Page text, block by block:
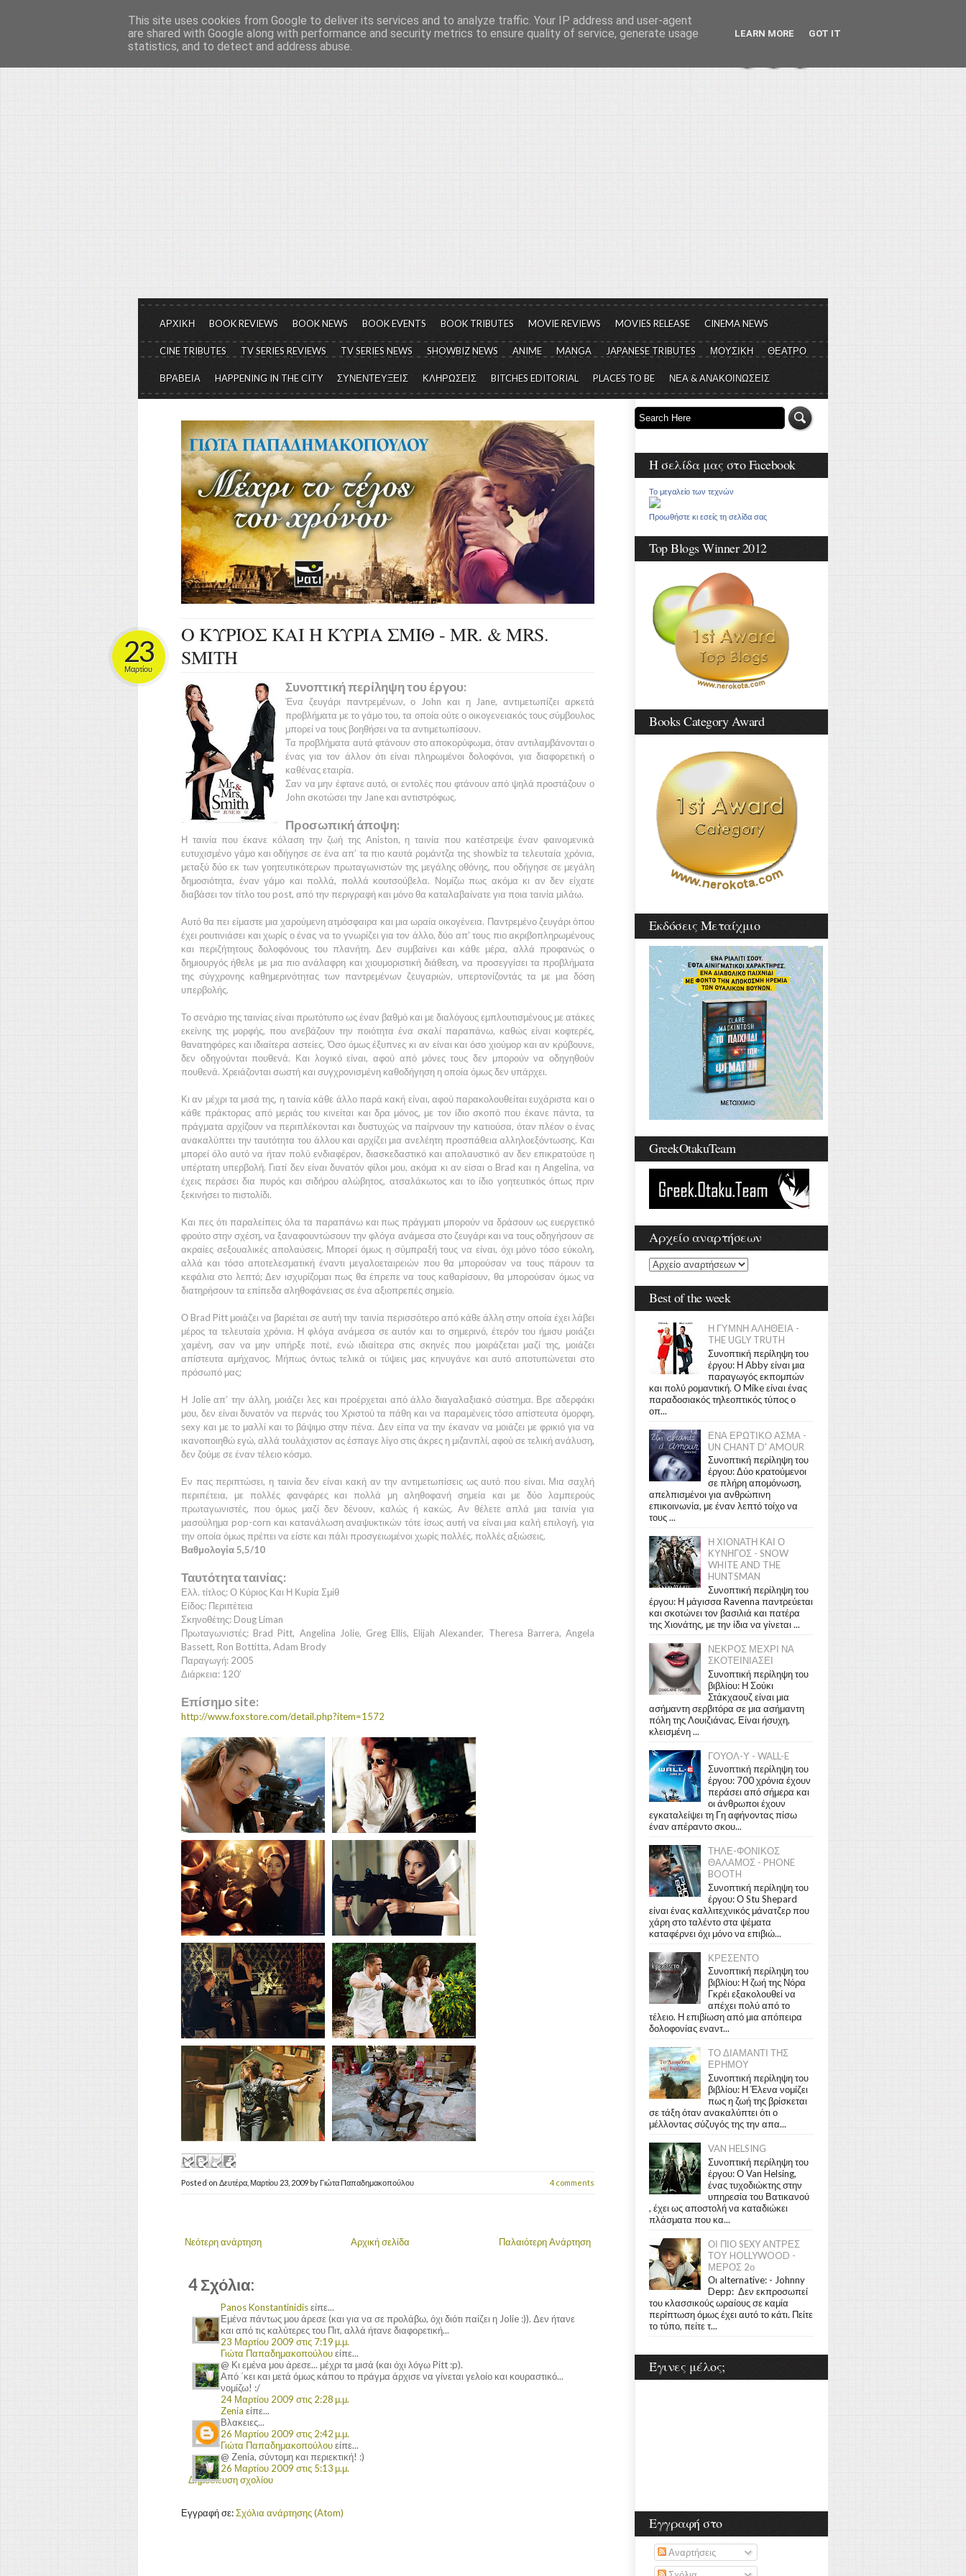
Το μεγαλείο των Τεχνών...
Είμαστε πάντα εδώ για να μιλάμε για τον πολιτισμό, σε κάθε του μορφή και έκταση...
ΑΡΧΙΚΗ BOOK REVIEWS BOOK NEWS BOOK EVENTS BOOK TRIBUTES MOVIE REVIEWS MOVIES RELEASE CINEMA NEWS
CINE TRIBUTES TV SERIES REVIEWS TV SERIES NEWS SHOWBIZ NEWS ANIME MANGA JAPANESE TRIBUTES ΜΟΥΣΙΚΗ ΘΕΑΤΡΟ
ΒΡΑΒΕΙΑ HAPPENING IN THE CITY ΣΥΝΕΝΤΕΥΞΕΙΣ ΚΛΗΡΩΣΕΙΣ BITCHES EDITORIAL PLACES TO BE ΝΕΑ & ΑΝΑΚΟΙΝΩΣΕΙΣ
Ο ΚΥΡΙΟΣ ΚΑΙ Η ΚΥΡΙΑ ΣΜΙΘ - MR. & MRS.
SMITH
23
Μαρτίου
Συνοπτική περίληψη του έργου:
Ένα ζευγάρι παντρεμένων, ο John και ηJane, αντιμετωπίζει αρκετά
προβλήματα με το γάμο του, τα οποία ούτε ο οικογενειακός τους σύμβουλος
μπορεί να τους βοηθήσει να τα αντιμετωπίσουν.
Τα προβλήματα αυτά φτάνουν στο αποκορύφωμα, όταν αντιλαμβάνονται ο
ένας για τον άλλον ότι είναι πληρωμένοι δολοφόνοι, για διαφορετική ο
καθένας εταιρία.
Σαν να μην έφτανε αυτό, οι εντολές που φτάνουν από ψηλά προστάζουν ο
John σκοτώσει την Jane και αντιστρόφως.
Προσωπική άποψη:
Η ταινία που έκανε κόλαση την ζωή της Aniston, η ταινία που κατέστρεψε έναν φαινομενικά
ευτυχισμένο γάμο και οδήγησε σε ένα απ’ τα πιο καυτά ρομάντζα της showbiz τα τελευταία χρόνια,
μεταξύ δύο εκ των γοητευτικότερων πρωταγωνιστών της μεγάλης οθόνης, που οδήγησε σε μεγάλη
δημοσιότητα, έναν γάμο και πολλά, πολλά κουτσούβελα. Νομίζω πως ακόμα κι αν δεν είχατε
διαβάσει τον τίτλο του post, από την περιγραφή και μόνο θα καταλαβαίνατε για ποια ταινία μιλάω.
Αυτό θα πει είμαστε μια χαρούμενη ατμόσφαιρα και μια ωραία οικογένεια. Παντρεμένο ζευγάρι όπου
έχει ρουτινιάσει και χωρίς ο ένας να το γνωρίζει για τον άλλο, δύο απ’ τους πιο ακριβοπληρωμένους
και περιζήτητους δολοφόνους του πλανήτη. Δεν συμβαίνει και κάθε μέρα, αλλά προφανώς ο
δημιουργός ήθελε με μια πιο ανάλαφρη και χιουμοριστική διάθεση, να προσεγγίσει τα προβλήματα
της σύγχρονης καθημερινότητας των παντρεμένων ζευγαριών, υπερτονίζοντάς τα με μια δόση
υπερβολής.
Το σενάριο της ταινίας είναι πρωτότυπο ως έναν βαθμό και με διαλόγους εμπλουτισμένους με ατάκες
εκείνης της μορφής, που ανεβάζουν την ποιότητα ένα σκαλί παραπάνω, καθώς είναι κοφτερές,
θανατηφόρες και ιδιαίτερα αστείες. Όσο όμως έξυπνες κι αν είναι και όσο χιούμορ και αν κρύβουνε,
δεν οδηγούνται πουθενά. Και λογικό είναι, αφού από μόνες τους δεν μπορούν να οδηγηθούν
πουθενά. Χρειάζονται σωστή και συγχρονισμένη καθοδήγηση η οποία όμως δεν υπάρχει.
Κι αν μέχρι τα μισά της, η ταινία κάθε άλλο παρά κακή είναι, αφού παρακολουθείται ευχάριστα και ο
κάθε πράκτορας από μεριάς του κινείται και δρα μόνος, με τον ίδιο σκοπό που έκανε πάντα, τα
πράγματα αρχίζουν να περιπλέκονται και δυστυχώς να παίρνουν την κατιούσα, όταν πλέον ο ένας
ανακαλύπτει την ταυτότητα του άλλου και αρχίζει μια ανελέητη προσπάθεια αλληλοεξόντωσης. Και
μπορεί όλο αυτό να ήταν πολύ ενδιαφέρον, διασκεδαστικό και απολαυστικό αν δεν επικρατούσε η
υπέρτατη υπερβολή. Γιατί δεν είναι δυνατόν φίλοι μου, ακόμα κι αν είσαι ο Brad και η Angelina, να
έχεις περάσει δια πυρός και σιδήρου αλώβητος, ατσαλάκωτος και το ίδιο γοητευτικός όπως πριν
ξεκινήσει το πιστολίδι.
Και πες ότι παραλείπεις όλα τα παραπάνω και πως πράγματι μπορούν να δράσουν ως ευεργετικό
φρούτο στην σχέση, να ξαναφουντώσουν την φλόγα ανάμεσα στο ζευγάρι και να τους οδηγήσουν σε
ακραίες σεξουαλικές απολαύσεις. Μπορεί όμως η σύμπραξή τους να είναι, όχι μόνο τόσο εύκολη,
αλλά και τόσο αποτελεσματική έναντι μεγαλοεταιρειών που θα μπορούσαν να τους πάρουν τα
κεφάλια στο λεπτό; Δεν ισχυρίζομαι πως θα έπρεπε να τους καθαρίσουν, θα μπορούσαν όμως να
διατηρήσουν τα επίπεδα αληθοφάνειας σε ένα αξιοπρεπές σημείο.
Ο Brad Pitt μοιάζει να βαριέται σε αυτή την ταινία περισσότερο από κάθε άλλη στην οποία έχει λάβει
μέρος τα τελευταία χρόνια. Η φλόγα ανάμεσα σε αυτόν και το σημερινό, έτερόν του ήμισυ μοιάζει
χαμένη, σαν να μην υπήρξε ποτέ, ενώ ιδιαίτερα στις σκηνές που μοιράζεται μαζί της, μοιάζει
απίστευτα αμήχανος. Μήπως όντως τελικά οι τύψεις μας κηνυγάνε και αυτό αποτυπώνεται στο
πρόσωπό μας;
Η Jolieαπ’ την άλλη, μοιάζει λες και προέρχεται από άλλο διαγαλαξιακό σύστημα. Βρε αδερφάκι
μου, δεν είναι δυνατόν να περνάς του Χριστού τα πάθη και να παραμένεις τόσο απίστευτα όμορφη,
sexy και με το μαλλί και το βάψιμο στην πένα. Δεν είπα να την έκαναν να μοιάζει με φρικιό για να
ικανοποιηθώ εγώ, αλλά τουλάχιστον ας έσπαγε λίγο στις άκρες η μιζανπλί, αφού σε τελική ανάλυση,
δεν ζούμε σε έναν τέλειο κόσμο.
Εν πας περιπτώσει, η ταινία δεν είναι κακή αν την αντιμετωπίσεις ως αυτό που είναι. Μια σαχλή
περιπέτεια, με πολλές φανφάρες και πολλά μη αληθοφανή σημεία και με δύο λαμπερούς
πρωταγωνιστές, που όμως μαζί δεν δένουν, καλώς ή κακώς. Αν θέλετε απλά μια ταινία για
μασούλημα pop-corn και κατανάλωση αναψυκτικών τότε ίσως αυτή να είναι μια καλή επιλογή, για
την οποία όμως πρέπει να είστε και πάλι προσγειωμένοι χωρίς πολλές, πολλές αξιώσεις.
Βαθμολογία 5,5/10
Ταυτότητα ταινίας:
Ελλ. τίτλος: Ο Κύριος Και Η Κυρία Σμίθ
Είδος: Περιπέτεια
Σκηνοθέτης: Doug Liman
Πρωταγωνιστές: Brad Pitt, Angelina Jolie, Greg Ellis, Elijah Alexander, Theresa Barrera, Angela
Bassett, Ron Bottitta, Adam Brody
Παραγωγή: 2005
Διάρκεια: 120’
Επίσημο site:
http://www.foxstore.com/detail.php?item=1572
Posted on Δευτέρα, Μαρτίου 23, 2009 by Γιώτα Παπαδημακοπούλου 4 comments
Νεότερη ανάρτηση Παλαιότερη Ανάρτηση
Αρχική σελίδα
4 Σχόλια:
Panos Konstantinidisείπε...
Εμένα πάντως μου άρεσε (και για να σε προλάβω, όχι διότι παίζει η Jolie :)). Δεν ήτανε
και από τις καλύτερες του Πιτ, αλλά ήτανε διαφορετική...
23 Μαρτίου 2009 στις 7:19 μ.μ.
Γιώτα Παπαδημακοπούλουείπε...
@ Κι εμένα μου άρεσε... μέχρι τα μισά (και όχι λόγω Pitt :p).
Από ΄κει και μετά όμως κάπου το πράγμα άρχισε να γίνεται γελοίο και κουραστικό...
νομίζω! :/
24 Μαρτίου 2009 στις 2:28 μ.μ.
Zenia είπε...
Βλακειες...
26 Μαρτίου 2009 στις 2:42 μ.μ.
Γιώτα Παπαδημακοπούλουείπε...
@ Zenia, σύντομη και περιεκτική! :)
26 Μαρτίου 2009 στις 5:13 μ.μ.
Δημοσίευση σχολίου
Εγγραφή σε:Σχόλια ανάρτησης (Atom)
Η σελίδα μας στο Facebook
Το μεγαλείο των τεχνών
Προωθήστε κι εσείς τη σελίδα σας
Top Blogs Winner 2012
Books Category Award
Εκδόσεις Μεταίχμιο
GreekOtakuTeam
Αρχείο αναρτήσεων
Best of the week
Η ΓΥΜΝΗ ΑΛΗΘΕΙΑ -
THE UGLY TRUTH
Συνοπτική περίληψη του
έργου: Η Abby είναι μια
παραγωγός εκπομπών
και πολύ ρομαντική. Ο Mike είναι ένας
παραδοσιακός τηλεοπτικός τύπος ο
οπ...
ΕΝΑ ΕΡΩΤΙΚΟ ΑΣΜΑ -
UN CHANT D' AMOUR
Συνοπτική περίληψη του
έργου: Δύο κρατούμενοι
σε πλήρη απομόνωση,
απελπισμένοι για ανθρώπινη
επικοινωνία, με έναν λεπτό τοίχο να
τους ...
Η ΧΙΟΝΑΤΗ ΚΑΙ Ο
ΚΥΝΗΓΟΣ - SNOW
WHITE AND THE
HUNTSMAN
Συνοπτική περίληψη του
έργου: Η μάγισσα Ravenna παντρεύεται
και σκοτώνει τον βασιλιά και πατέρα
της Χιονάτης, με την ίδια να γίνεται ...
ΝΕΚΡΟΣ ΜΕΧΡΙ ΝΑ
ΣΚΟΤΕΙΝΙΑΣΕΙ
Συνοπτική περίληψη του
βιβλίου: Η Σούκι
Στάκχαουζ είναι μια
ασήμαντη σερβιτόρα σε μια ασήμαντη
πόλη της Λουιζιάνας. Είναι ήσυχη,
κλεισμένη ...
ΓΟΥΟΛ-Υ - WALL-E
Συνοπτική περίληψη του
έργου: 700 χρόνια έχουν
περάσει από σήμερα και
οι άνθρωποι έχουν
εγκαταλείψει τη Γη αφήνοντας πίσω
έναν απέραντο σκου...
ΤΗΛΕ-ΦΟΝΙΚΟΣ
ΘΑΛΑΜΟΣ - PHONE
BOOTH
Συνοπτική περίληψη του
έργου: Ο Stu Shepard
είναι ένας καλλιτεχνικός μάνατζερ που
χάρη στο ταλέντο στα ψέματα
καταφέρνει όχι μόνο να επιβιώ...
ΚΡΕΣΕΝΤΟ
Συνοπτική περίληψη του
βιβλίου: Η ζωή της Νόρα
Γκρέι εξακολουθεί να
απέχει πολύ από το
τέλειο. Η επιβίωση από μια απόπειρα
δολοφονίας εναντ...
ΤΟ ΔΙΑΜΑΝΤΙ ΤΗΣ
ΕΡΗΜΟΥ
Συνοπτική περίληψη του
βιβλίου: Η Έλενα νομίζει
πως η ζωή της βρίσκεται
σε τάξη όταν ανακαλύπτει ότι ο
μέλλοντας σύζυγός της την απα...
VAN HELSING
Συνοπτική περίληψη του
έργου: Ο Van Helsing,
ένας τυχοδιώκτης στην
υπηρεσία του Βατικανού
, έχει ως αποστολή να καταδιώκει
πλάσματα που κα...
ΟΙ ΠΙΟ SEXY ΑΝΤΡΕΣ
ΤΟΥ HOLLYWOOD -
ΜΕΡΟΣ 2ο
Οι alternative: - Johnny
Depp: Δεν εκπροσωπεί
του κλασσικούς ωραίους σε καμία
περίπτωση όμως έχει αυτό το κάτι. Πείτε
το τύπο, πείτε τ...
Έγινες μέλος;
Εγγραφή στο
Αναρτήσεις
This site uses cookies from Google to deliver its services and to analyze traffic. Your IP address and user-agent
are shared with Google along with performance and security metrics to ensure quality of service, generate usage
statistics, and to detect and address abuse.
LEARN MORE GOT IT